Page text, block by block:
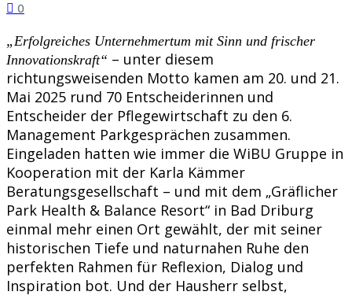
0
„Erfolgreiches Unternehmertum mit Sinn und frischer
Innovationskraft“ – unter diesem
richtungsweisenden Motto kamen am 20. und 21.
Mai 2025 rund 70 Entscheiderinnen und
Entscheider der Pflegewirtschaft zu den 6.
Management Parkgesprächen zusammen.
Eingeladen hatten wie immer die WiBU Gruppe in
Kooperation mit der Karla Kämmer
Beratungsgesellschaft – und mit dem „Gräflicher
Park Health & Balance Resort“ in Bad Driburg
einmal mehr einen Ort gewählt, der mit seiner
historischen Tiefe und naturnahen Ruhe den
perfekten Rahmen für Reflexion, Dialog und
Inspiration bot. Und der Hausherr selbst,